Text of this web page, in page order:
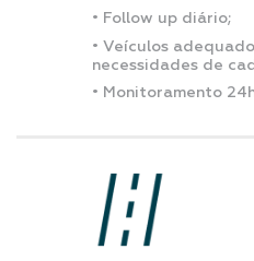
• Follow up diário;
• Veículos
necessidades de
• Monitoramento